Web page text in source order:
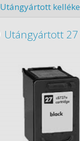
Utángyártott
Utángyártott